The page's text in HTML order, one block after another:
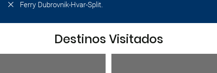
Ferry Dubrovnik-Hvar-Split.
Destinos Visitados